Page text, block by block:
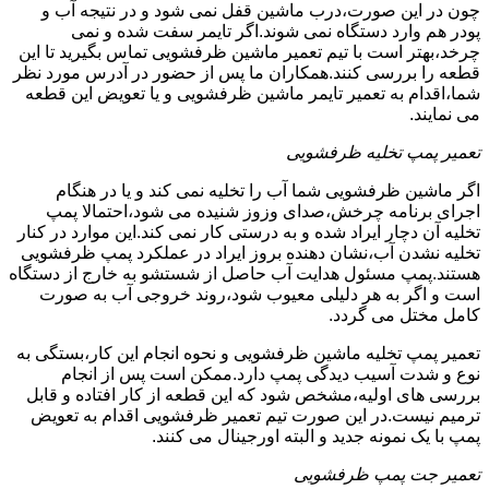
چون در این صورت،درب ماشین قفل نمی شود و در نتیجه آب و
پودر هم وارد دستگاه نمی شوند.اگر تایمر سفت شده و نمی
چرخد،بهتر است با تیم تعمیر ماشین ظرفشویی تماس بگیرید تا این
قطعه را بررسی کنند.همکاران ما پس از حضور در آدرس مورد نظر
شما،اقدام به تعمیر تایمر ماشین ظرفشویی و یا تعویض این قطعه
می نمایند.
تعمیر پمپ تخلیه ظرفشویی
اگر ماشین ظرفشویی شما آب را تخلیه نمی کند و یا در هنگام
اجرای برنامه چرخش،صدای وزوز شنیده می شود،احتمالا پمپ
تخلیه آن دچار ایراد شده و به درستی کار نمی کند.این موارد در کنار
تخلیه نشدن آب،نشان دهنده بروز ایراد در عملکرد پمپ ظرفشویی
هستند.پمپ مسئول هدایت آب حاصل از شستشو به خارج از دستگاه
است و اگر به هر دلیلی معیوب شود،روند خروجی آب به صورت
کامل مختل می گردد.
تعمیر پمپ تخلیه ماشین ظرفشویی و نحوه انجام این کار،بستگی به
نوع و شدت آسیب دیدگی پمپ دارد.ممکن است پس از انجام
بررسی های اولیه،مشخص شود که این قطعه از کار افتاده و قابل
ترمیم نیست.در این صورت تیم تعمیر ظرفشویی اقدام به تعویض
پمپ با یک نمونه جدید و البته اورجینال می کنند.
تعمیر جت پمپ ظرفشویی